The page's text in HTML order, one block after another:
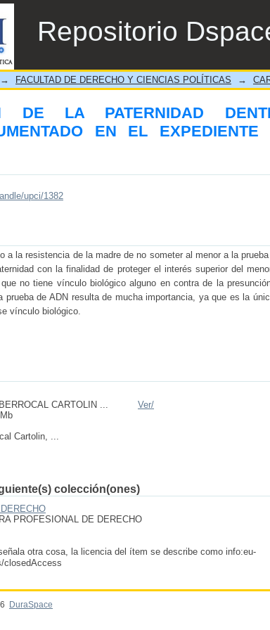
Repositorio
LA PATERNIDAD DENTRO DEL
00624-2023
→ FACULTAD DE DERECHO Y CIENCIAS POLÍTICAS →
DE LA PATERNIDAD
EN EL EXPEDIENTE
upci/1382
a la resistencia de la madre de no someter al menor a la
con la finalidad de proteger el interés superior del
no tiene vínculo biológico alguno en contra de la
de ADN resulta de mucha importancia, ya que es la
vínculo biológico.
CARTOLIN ...
Cartolin, ...
Ver/
colección(ones)
PROFESIONAL DE DERECHO
otra cosa, la licencia del ítem se describe como info:eu-
closedAccess
DuraSpace